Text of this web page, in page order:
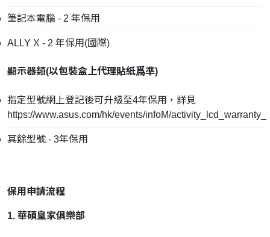
筆記本電腦 - 2 年保用
ALLY X - 2 年保用(國際)
顯示器類(以包裝盒上代理貼紙爲準)
指定型號網上登記後可升級至4年保用，詳見
https://www.asus.com/hk/events/infoM/activity_lcd_warranty_
其餘型號 - 3年保用
保用申請流程
1. 華碩皇家俱樂部